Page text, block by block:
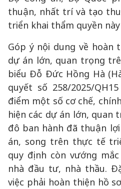
thuận, nhất trí và tạo
triển khai thẩm quyền
Góp ý nội dung về hoàn
dự án lớn, quan trọng
biểu Đỗ Đức Hồng Hà
quyết số 258/2025/
điểm một số cơ chế,
hiện các dự án lớn, quan
đô ban hành đã thuận
án, song trên thực tế
quy định còn vướng
nhà đầu tư, nhà thầu.
việc phải hoàn thiện hồ